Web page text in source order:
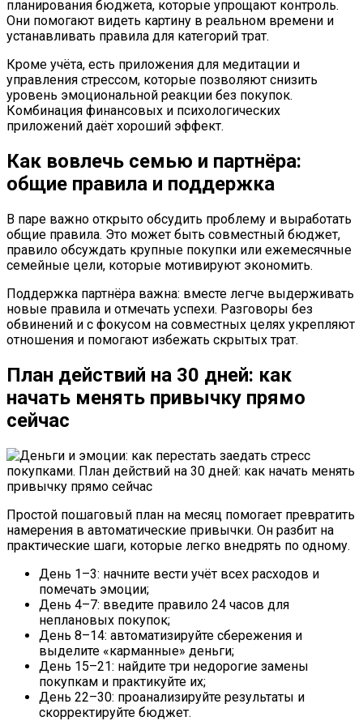
планирования бюджета, которые упрощают контроль.
Они помогают видеть картину в реальном времени и
устанавливать правила для категорий трат.
Кроме учёта, есть приложения для медитации и
управления стрессом, которые позволяют снизить
уровень эмоциональной реакции без покупок.
Комбинация финансовых и психологических
приложений даёт хороший эффект.
Как вовлечь семью и партнёра:
общие правила и поддержка
В паре важно открыто обсудить проблему и выработать
общие правила. Это может быть совместный бюджет,
правило обсуждать крупные покупки или ежемесячные
семейные цели, которые мотивируют экономить.
Поддержка партнёра важна: вместе легче выдерживать
новые правила и отмечать успехи. Разговоры без
обвинений и с фокусом на совместных целях укрепляют
отношения и помогают избежать скрытых трат.
План действий на 30 дней: как
начать менять привычку прямо
сейчас
Простой пошаговый план на месяц помогает превратить
намерения в автоматические привычки. Он разбит на
практические шаги, которые легко внедрять по одному.
День 1–3: начните вести учёт всех расходов и
помечать эмоции;
День 4–7: введите правило 24 часов для
неплановых покупок;
День 8–14: автоматизируйте сбережения и
выделите «карманные» деньги;
День 15–21: найдите три недорогие замены
покупкам и практикуйте их;
День 22–30: проанализируйте результаты и
скорректируйте бюджет.